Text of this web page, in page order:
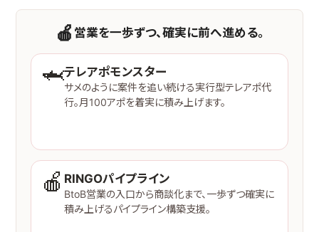
🍎 営業を一歩ずつ、確実に前へ進める。
🦈テレアポモンスター
サメのように案件を追い続ける実行型テレアポ代
行。月100アポを着実に積み上げます。
🍎 RINGOパイプライン
BtoB営業の入口から商談化まで、一歩ずつ確実に
積み上げるパイプライン構築支援。